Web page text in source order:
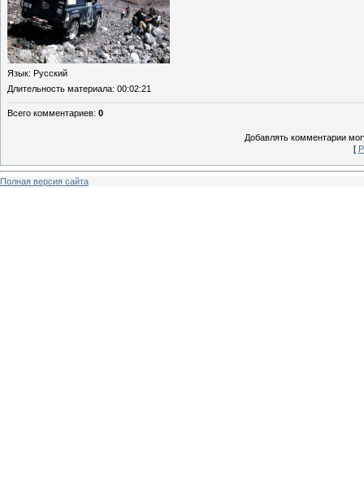
Язык: Русский
Длительность материала: 00:02:21
Всего комментариев: 0
Добавлять комментарии
[
Полная версия сайта